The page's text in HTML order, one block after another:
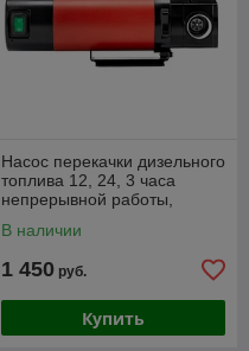
Насос перекачки дизельного
топлива 12, 24, 3 часа
непрерывной работы,
В наличии
1 450 руб.
Купить